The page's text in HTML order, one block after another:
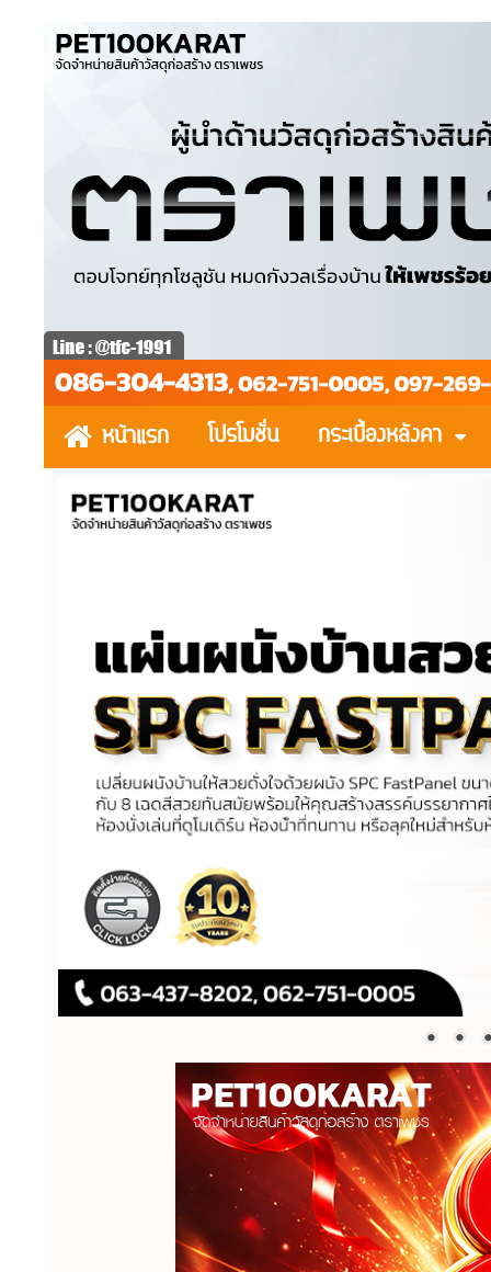
หน้าแรก โปรโมชั่น กระเบื้องหลังคา